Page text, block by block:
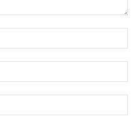
:*
:*
: